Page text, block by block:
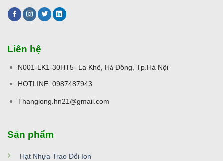
Liên hệ
N001-LK1-30HT5- La Khê, Hà Đông, Tp.Hà Nội
HOTLINE: 0987487943
Thanglong.hn21@gmail.com
Sản phẩm
Hạt Nhựa Trao Đổi Ion